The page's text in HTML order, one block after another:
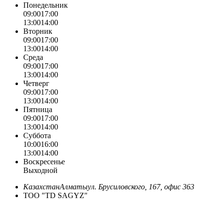
Понедельник
09:0017:00
13:0014:00
Вторник
09:0017:00
13:0014:00
Среда
09:0017:00
13:0014:00
Четверг
09:0017:00
13:0014:00
Пятница
09:0017:00
13:0014:00
Суббота
10:0016:00
13:0014:00
Воскресенье
Выходной
КазахстанАлматыул. Брусиловского, 167, офис 363
ТОО "TD SAGYZ"